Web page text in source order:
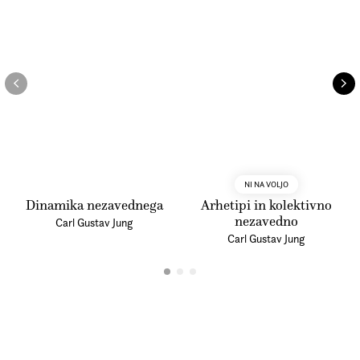
človekovega otroštva, odraščanja in odraslosti, ter še
Dinamika nezavednega
Carl Gustav Jung
NI NA VOLJO
Arhetipi in kolektivno
nezavedno
Carl Gustav Jung